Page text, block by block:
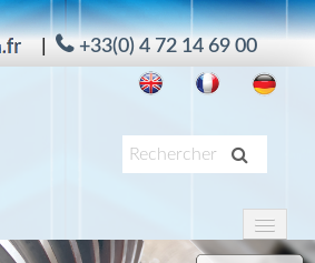
+33(0) 4 72 14 69 00
APPLICATIONS